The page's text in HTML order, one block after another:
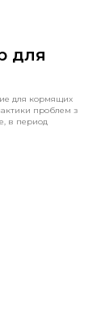
для
для кормящих
проблем з
в период